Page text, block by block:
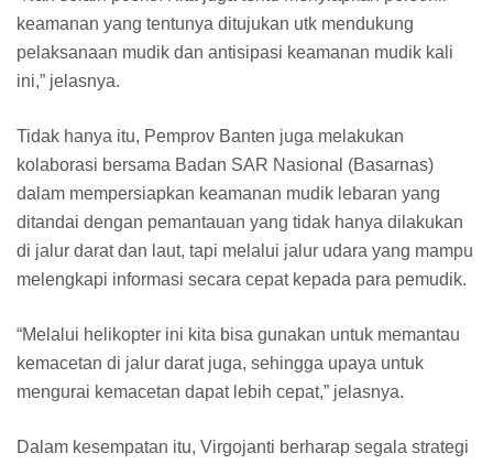
keamanan yang tentunya ditujukan utk mendukung
pelaksanaan mudik dan antisipasi keamanan mudik kali
ini,” jelasnya.
Tidak hanya itu, Pemprov Banten juga melakukan
kolaborasi bersama Badan SAR Nasional (Basarnas)
dalam mempersiapkan keamanan mudik lebaran yang
ditandai dengan pemantauan yang tidak hanya dilakukan
di jalur darat dan laut, tapi melalui jalur udara yang mampu
melengkapi informasi secara cepat kepada para pemudik.
“Melalui helikopter ini kita bisa gunakan untuk memantau
kemacetan di jalur darat juga, sehingga upaya untuk
mengurai kemacetan dapat lebih cepat,” jelasnya.
Dalam kesempatan itu, Virgojanti berharap segala strategi